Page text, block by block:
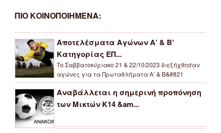
ΠΙΟ ΚΟΙΝΟΠΟΙΗΜΕΝΑ:
Αποτελέσματα Αγώνων Α’ & Β’
Κατηγορίας ΕΠ...
Το Σαββατοκύριακο 21 & 22/10/2023 διεξήχθησαν
αγώνες για τα Πρωταθλήματα Α’ & Β&#821
Αναβάλλεται η σημερινή προπόνηση
των Μικτών Κ14 &am...